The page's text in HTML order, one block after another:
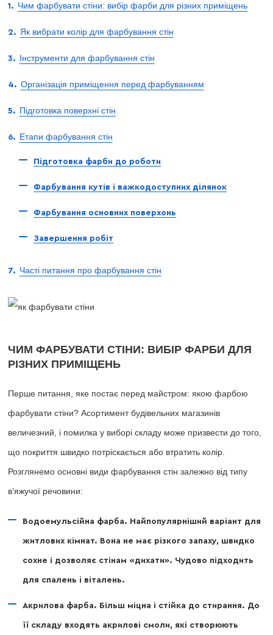
Чим фарбувати стіни: вибір фарби для різних приміщень
Як вибрати колір для фарбування стін
Інструменти для фарбування стін
Організація приміщення перед фарбуванням
Підготовка поверхні стін
Етапи фарбування стін
Підготовка фарби до роботи
Фарбування кутів і важкодоступних ділянок
Фарбування основних поверхонь
Завершення робіт
Часті питання про фарбування стін
ЧИМ ФАРБУВАТИ СТІНИ: ВИБІР ФАРБИ ДЛЯ
РІЗНИХ ПРИМІЩЕНЬ
Перше питання, яке постає перед майстром: якою фарбою
фарбувати стіни? Асортимент будівельних магазинів
величезний, і помилка у виборі складу може призвести до того,
що покриття швидко потріскається або втратить колір.
Розглянемо основні види фарбування стін залежно від типу
в’яжучої речовини:
Водоемульсійна фарба. Найпопулярніший варіант для
житлових кімнат. Вона не має різкого запаху, швидко
сохне і дозволяє стінам «дихати». Чудово підходить
для спалень і віталень.
Акрилова фарба. Більш міцна і стійка до стирання. До
її складу входять акрилові смоли, які створюють